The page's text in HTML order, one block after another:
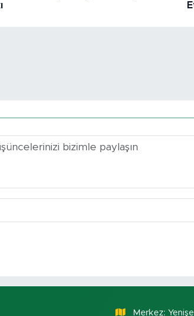
Merkez: